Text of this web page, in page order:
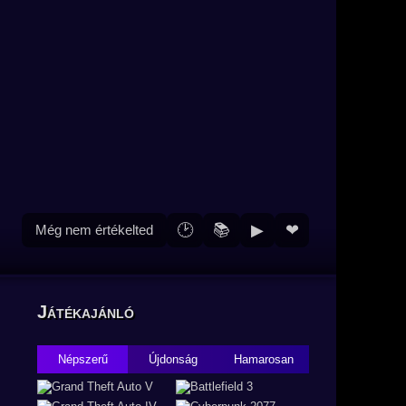
Még nem értékelted 🕑 📚 ▶ ❤
Játékajánló
Népszerű Újdonság Hamarosan